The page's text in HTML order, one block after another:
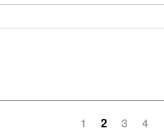
1 2 3 4